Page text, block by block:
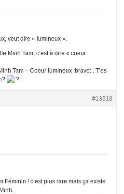
veut dire « lumineux ».
Minh Tam, c’est à dire « coeur
Tam – Coeur lumineux :bravo: . T’es
:
#13318
Féminin ! c’est plus rare mais ça existe